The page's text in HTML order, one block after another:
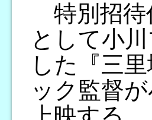
特別招待
として小
した『三
ック監督